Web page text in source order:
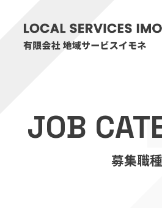
医療・介護事業
訪問看護リハビリステ
JOB
募集職種